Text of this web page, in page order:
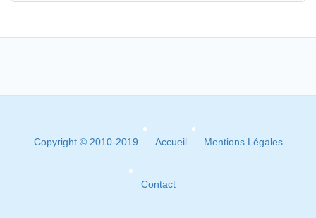
Copyright © 2010-2019 Accueil Mentions Légales
Contact